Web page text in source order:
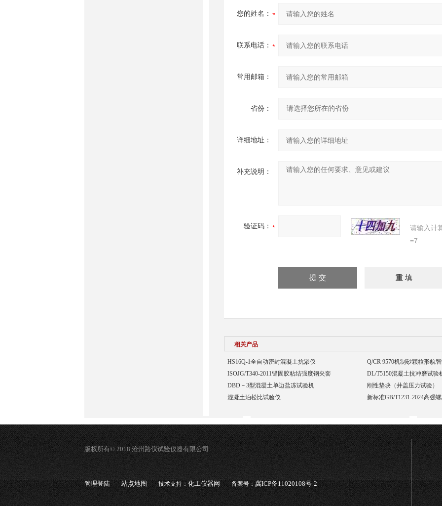
您的姓名：
联系电话：
常用邮箱：
省份：
详细地址：
补充说明：
验证码：
请输入计
=7
相关产品
HS16Q-1全自动密封混凝土抗渗仪
Q/CR 9570机制砂颗粒形貌
ISOJG/T340-2011锚固胶粘结强度钢夹套
DL/T5150混凝土抗冲磨试验
DBD－3型混凝土单边盐冻试验机
刚性垫块（井盖压力试验）
混凝土泊松比试验仪
新标准GB/T1231-2024高强
版权所有© 2018 沧州路仪试验仪器有限公司
管理登陆 站点地图 技术支持：化工仪器网 备案号：冀ICP备11020108号-2